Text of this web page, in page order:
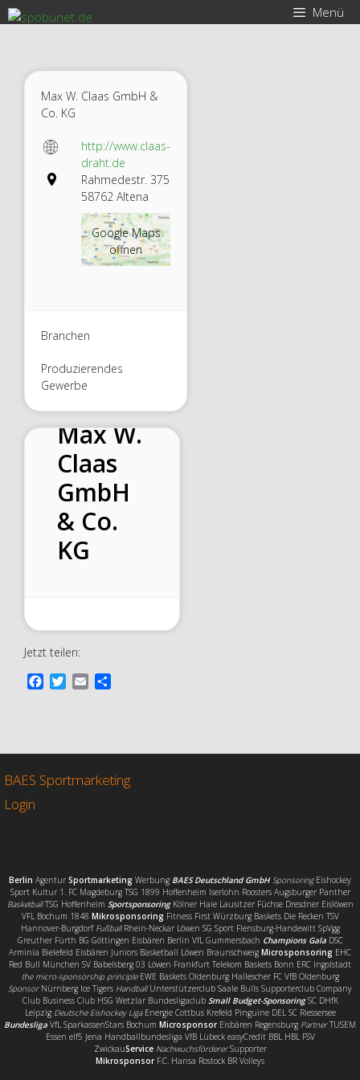
Zum
Inhalt
Menü
Max W. Claas GmbH &
Co. KG
http://www.claas-
draht.de
Rahmedestr. 375
58762 Altena
Google Maps
öffnen
Branchen
Produzierendes
Gewerbe
Max W.
Claas
GmbH
& Co.
KG
Jetzt teilen:
o
k
r
BAES Sportmarketing
Login
Berlin Agentur Sportmarketing Werbung BAES Deutschland GmbH SponsoringEishockey
Sport Kultur 1. FC Magdeburg TSG 1899 Hoffenheim Iserlohn Roosters Augsburger Panther
BasketballTSG Hoffenheim SportsponsoringKölner Haie Lausitzer Füchse Dresdner Eislöwen
VFL Bochum 1848 Mikrosponsoring Fitness First Würzburg Baskets Die Recken TSV
Hannover-Burgdorf FußballRhein-Neckar Löwen SG Sport Flensburg-Handewitt SpVgg
Greuther Fürth BG Göttingen Eisbären Berlin VfL Gummersbach Champions GalaDSC
Arminia Bielefeld Eisbären Juniors Basketball Löwen Braunschweig Microsponsoring EHC
Red Bull München SV Babelsberg 03 Löwen Frankfurt Telekom Baskets Bonn ERC Ingolstadt
the micro-sponsorship principleEWE Baskets Oldenburg Hallescher FC VfB Oldenburg
SponsorNürnberg Ice Tigers HandballUnterstützerclub Saale Bulls Supporterclub Company
Club Business Club HSG Wetzlar Bundesligaclub Small Budget-SponsoringSC DHfK
Leipzig Deutsche Eishockey LigaEnergie Cottbus Krefeld Pinguine DEL SC Riessersee
Bundesliga VfL SparkassenStars Bochum MicrosponsorEisbären Regensburg PartnerTUSEM
Essen elf5 Jena Handballbundesliga VfB Lübeck easyCredit BBL HBL FSV
ZwickauService NachwuchsfördererSupporter
MikrosponsorF.C. Hansa Rostock BR Volleys